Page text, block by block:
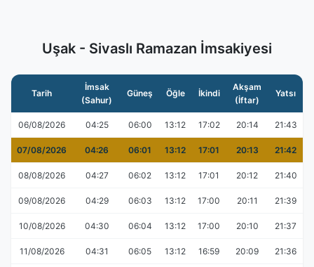
Uşak - Sivaslı Ramazan İmsakiyesi
Tarih
İmsak
(Sahur)
Güneş Öğle İkindi
Akşam
(İftar)
Yatsı
06/08/2026 04:25 06:00 13:12 17:02 20:14 21:43
07/08/2026 04:26 06:01 13:12 17:01 20:13 21:42
08/08/2026 04:27 06:02 13:12 17:01 20:12 21:40
09/08/2026 04:29 06:03 13:12 17:00 20:11 21:39
10/08/2026 04:30 06:04 13:12 17:00 20:10 21:37
11/08/2026 04:31 06:05 13:12 16:59 20:09 21:36